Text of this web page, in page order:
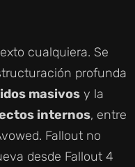
cualquiera. Se
profunda
masivos y la
internos, entre
Fallout no
desde Fallout 4